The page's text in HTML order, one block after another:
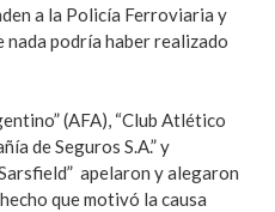
a la Policía Ferroviaria y
nada podría haber realizado
(AFA), “Club Atlético
de Seguros S.A.” y
apelaron y alegaron
que motivó la causa